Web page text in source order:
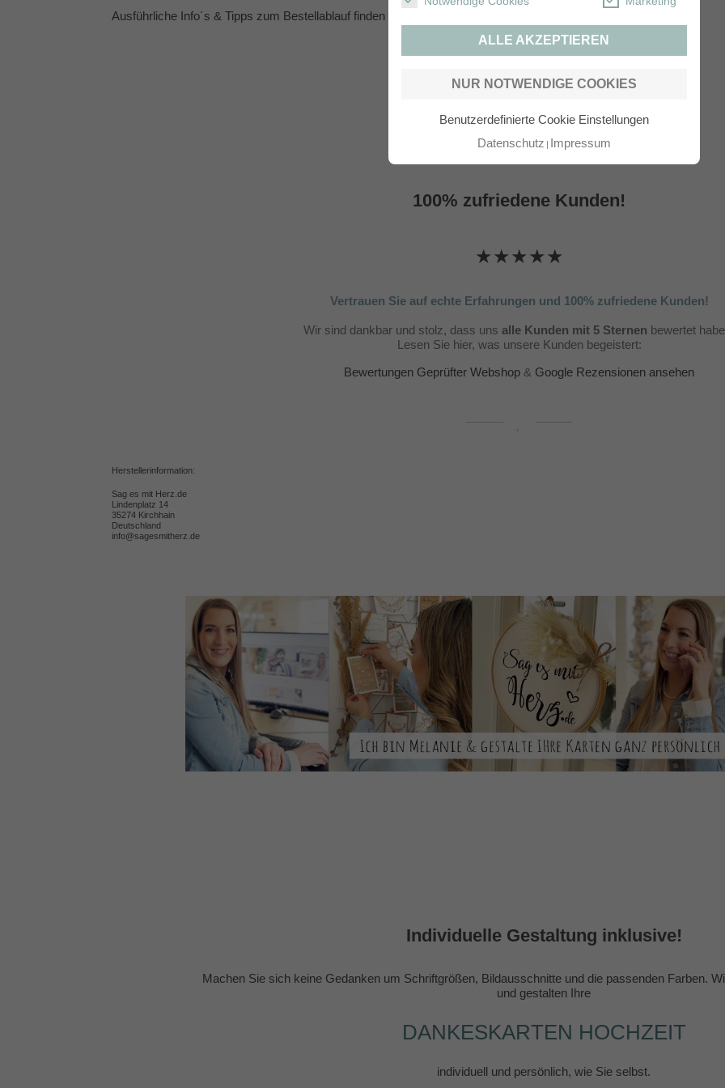
ALLE AKZEPTIEREN
NUR NOTWENDIGE COOKIES
Benutzerdefinierte Cookie Einstellungen
Datenschutz Impressum
Ausführliche Info´s & Tipps zum Bestellablauf finden Sie in unserem Infokasten unter
100% zufriedene Kunden!
★★★★★
Vertrauen Sie auf echte Erfahrungen und 100% zufriedene Kunden!
Wir sind dankbar und stolz, dass uns alle Kunden mit 5 Sternen bewertet
Lesen Sie hier, was unsere Kunden begeistert:
Bewertungen Geprüfter Webshop & Google Rezensionen ansehen
Herstellerinformation:
Sag es mit Herz.de
Lindenplatz 14
35274 Kirchhain
Deutschland
info@sagesmitherz.de
Individuelle Gestaltung inklusive!
Machen Sie sich keine Gedanken um Schriftgrößen, Bildausschnitte und die passenden Farben.
und gestalten Ihre
DANKESKARTEN HOCHZEIT
individuell und persönlich, wie Sie selbst.